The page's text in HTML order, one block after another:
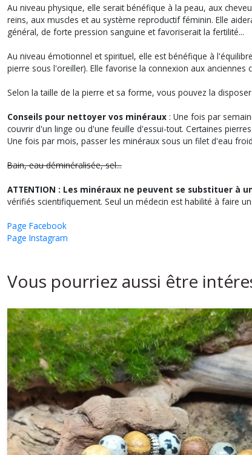
Au niveau physique, elle serait bénéfique à la peau, aux
reins, aux muscles et au système reproductif féminin. Elle
général, de forte pression sanguine et favoriserait la fertilité...
Au niveau émotionnel et spirituel, elle est bénéfique à
pierre sous l'oreiller). Elle favorise la connexion aux
Selon la taille de la pierre et sa forme, vous pouvez la
Conseils pour nettoyer vos minéraux : Une fois par
couvrir d'un linge ou d'une feuille d'essui-tout. Certaines
Une fois par mois, passer les minéraux sous un filet d'eau
Bain, eau déminéralisée, sel...
ATTENTION : Les minéraux ne peuvent se substituer à
vérifiés scientifiquement. Seul un médecin est habilité à faire
Page Facebook
Page Instagram
Vous pourriez aussi être